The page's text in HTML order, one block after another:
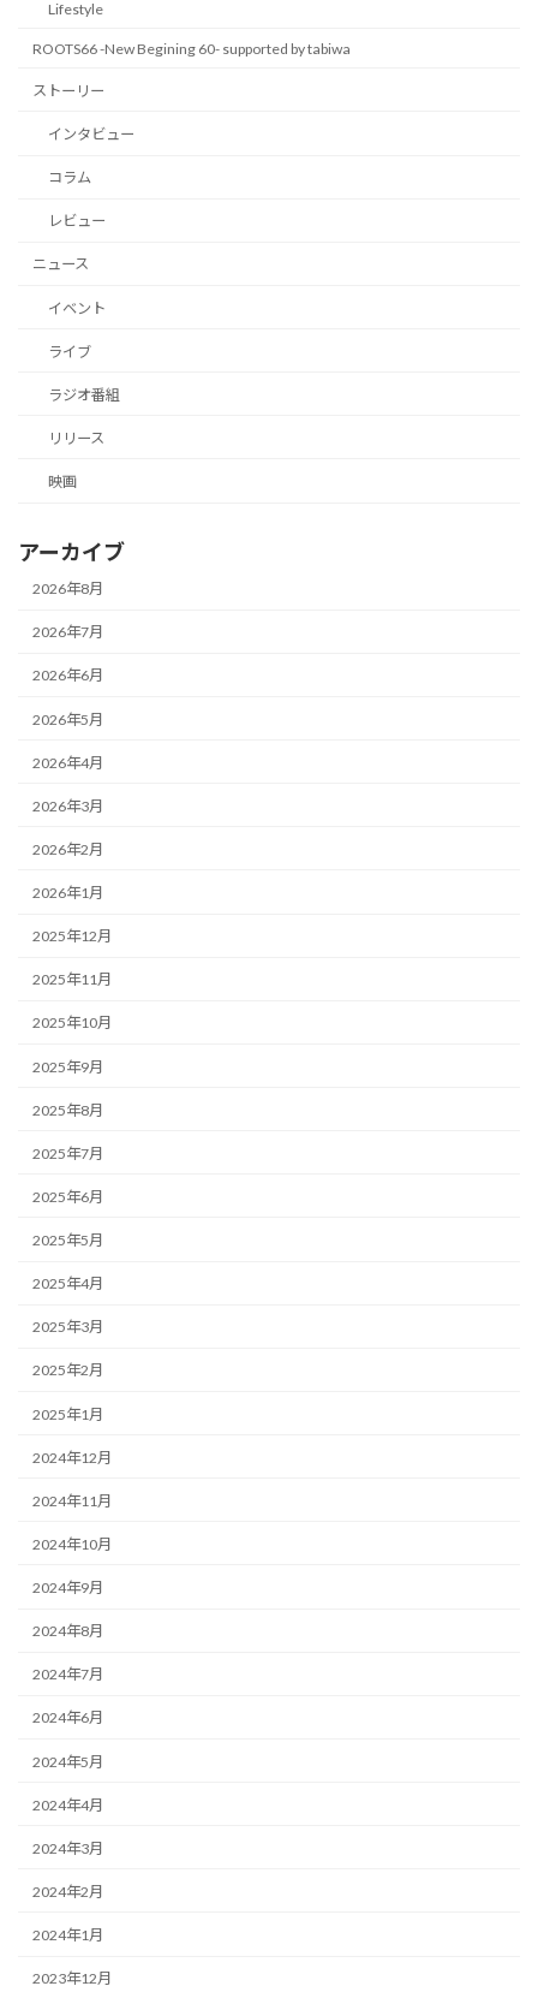
Lifestyle
ROOTS66 -New Begining 60- supported by tabiwa
ストーリー
インタビュー
コラム
レビュー
ニュース
イベント
ライブ
ラジオ番組
リリース
映画
アーカイブ
2026年8月
2026年7月
2026年6月
2026年5月
2026年4月
2026年3月
2026年2月
2026年1月
2025年12月
2025年11月
2025年10月
2025年9月
2025年8月
2025年7月
2025年6月
2025年5月
2025年4月
2025年3月
2025年2月
2025年1月
2024年12月
2024年11月
2024年10月
2024年9月
2024年8月
2024年7月
2024年6月
2024年5月
2024年4月
2024年3月
2024年2月
2024年1月
2023年12月